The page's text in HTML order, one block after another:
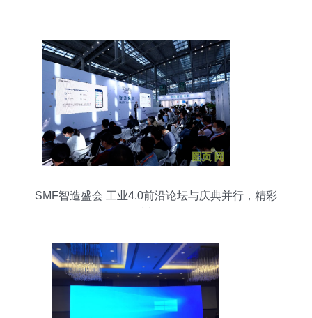
SMF智造盛会 工业4.0前沿论坛与庆典并行，精彩